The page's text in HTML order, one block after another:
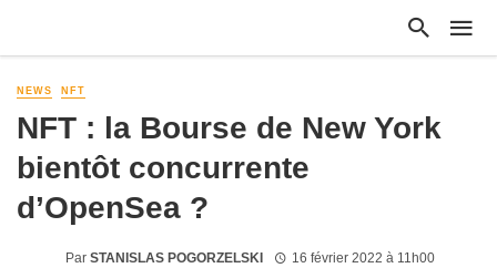
NEWS NFT
NFT : la Bourse de New York
bientôt concurrente
d’OpenSea ?
Par STANISLAS POGORZELSKI 16 février 2022 à 11h00